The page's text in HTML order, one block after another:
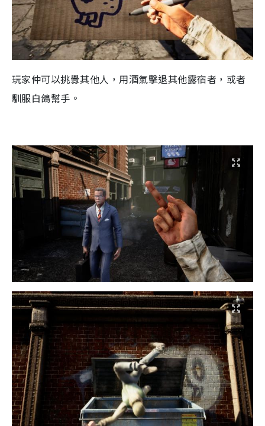
玩家仲可以挑釁其他人，用酒氣擊退其他露宿者，或者
馴服白鴿幫手。